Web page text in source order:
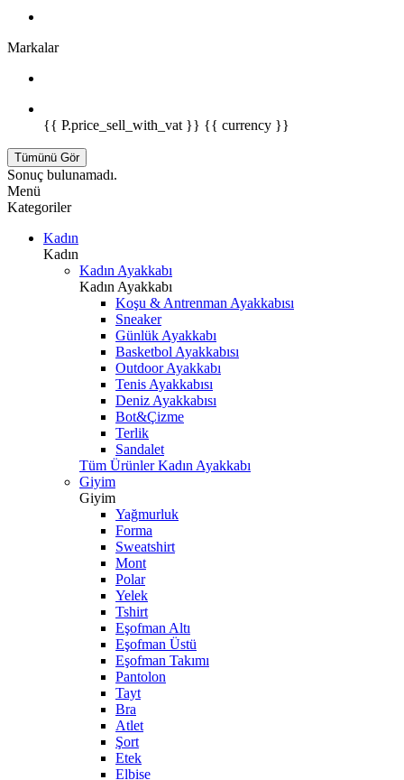
Markalar
{{ P.price_sell_with_vat }} {{ currency }}
Tümünü Gör
Sonuç bulunamadı.
Menü
Kategoriler
Kadın
Kadın
Kadın Ayakkabı
Kadın Ayakkabı
Koşu & Antrenman Ayakkabısı
Sneaker
Günlük Ayakkabı
Basketbol Ayakkabısı
Outdoor Ayakkabı
Tenis Ayakkabısı
Deniz Ayakkabısı
Bot&Çizme
Terlik
Sandalet
Tüm Ürünler Kadın Ayakkabı
Giyim
Giyim
Yağmurluk
Forma
Sweatshirt
Mont
Polar
Yelek
Tshirt
Eşofman Altı
Eşofman Üstü
Eşofman Takımı
Pantolon
Tayt
Bra
Atlet
Şort
Etek
Elbise